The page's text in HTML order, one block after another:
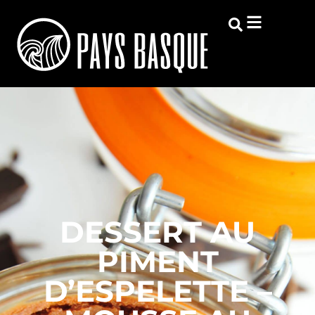
DESSERT AU
PIMENT
D’ESPELETTE –